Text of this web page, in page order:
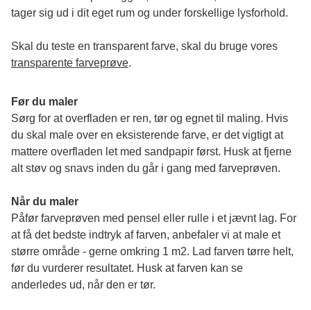
tager sig ud i dit eget rum og under forskellige lysforhold.
transparente farveprøve.
Før du maler
Sørg for at overfladen er ren, tør og egnet til maling. Hvis
du skal male over en eksisterende farve, er det vigtigt at
mattere overfladen let med sandpapir først. Husk at fjerne
alt støv og snavs inden du går i gang med farveprøven.
Når du maler
Påfør farveprøven med pensel eller rulle i et jævnt lag. For
at få det bedste indtryk af farven, anbefaler vi at male et
større område - gerne omkring 1 m2. Lad farven tørre helt,
før du vurderer resultatet. Husk at farven kan se
anderledes ud, når den er tør.